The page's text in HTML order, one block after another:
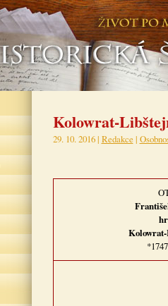
Kolowrat-
29. 10. 2016 | Redakce |